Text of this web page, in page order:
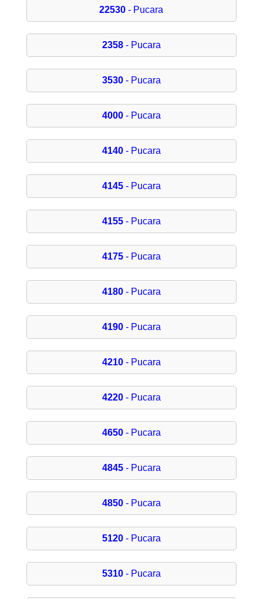
22530 - Pucara
2358- Pucara
3530- Pucara
4000- Pucara
4140- Pucara
4145- Pucara
4155- Pucara
4175- Pucara
4180- Pucara
4190- Pucara
4210- Pucara
4220- Pucara
4650- Pucara
4845- Pucara
4850- Pucara
5120- Pucara
5310- Pucara